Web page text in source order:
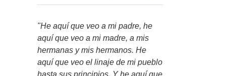
"He aquí que veo a mi padre, he
aquí que veo a mi madre, a mis
hermanas y mis hermanos. He
aquí que veo el linaje de mi pueblo